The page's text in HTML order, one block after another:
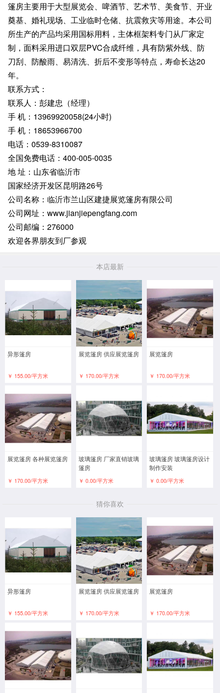
篷房主要用于大型展览会、啤酒节、艺术节、美食节、开业
奠基、婚礼现场、工业临时仓储、抗震救灾等用途。本公司
所生产的产品均采用国标用料，主体框架料专门从厂家定
制，面料采用进口双层PVC合成纤维，具有防紫外线、防
刀刮、防酸雨、易清洗、折后不变形等特点，寿命长达20
年。
联系方式：
联系人：彭建忠（经理）
手 机：13969920058(24小时)
手 机：18653966700
电话：0539-8310087
全国免费电话：400-005-0035
地 址：山东省临沂市
国家经济开发区昆明路26号
公司名称：临沂市兰山区建捷展览篷房有限公司
公司网址：www.jianjiepengfang.com
公司邮编：276000
欢迎各界朋友到厂参观
本店最新
异形篷房
￥ 155.00/平方米
展览篷房 供应展览篷房
￥ 170.00/平方米
展览篷房
￥ 170.00/平方米
展览篷房 各种展览篷房
￥ 170.00/平方米
玻璃篷房 厂家直销玻璃
篷房
￥ 0.00/平方米
玻璃篷房 玻璃篷房设计
制作安装
￥ 0.00/平方米
猜你喜欢
异形篷房
￥ 155.00/平方米
展览篷房 供应展览篷房
￥ 170.00/平方米
展览篷房
￥ 170.00/平方米